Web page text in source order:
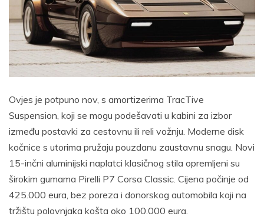
Ovjes je potpuno nov, s amortizerima TracTive
Suspension, koji se mogu podešavati u kabini za izbor
između postavki za cestovnu ili reli vožnju. Moderne disk
kočnice s utorima pružaju pouzdanu zaustavnu snagu. Novi
15-inčni aluminijski naplatci klasičnog stila opremljeni su
širokim gumama Pirelli P7 Corsa Classic. Cijena počinje od
425.000 eura, bez poreza i donorskog automobila koji na
tržištu polovnjaka košta oko 100.000 eura.